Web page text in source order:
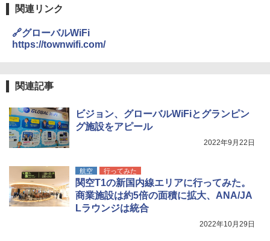
￥1,180
【日本企業販売】超強力クマ対策スプレー 30
0ml（連続噴射30秒）110ml（連続噴射15
秒）射程5～10m 安全ロック搭載 携帯収納袋
付き ヒグマ・イノシシ対策 自治体・教育機
関の購入実績 登山・キャンプ・アウトドア・
防災用品 長期保存可能 緊急時用 日本国内発
関連リンク
🔗グローバルWiFi
https://townwifi.com/
関連記事
ビジョン、グローバルWiFiとグランピン
グ施設をアピール
2022年9月22日
航空 行ってみた
関空T1の新国内線エリアに行ってみた。
商業施設は約5倍の面積に拡大、ANA/JA
Lラウンジは統合
2022年10月29日